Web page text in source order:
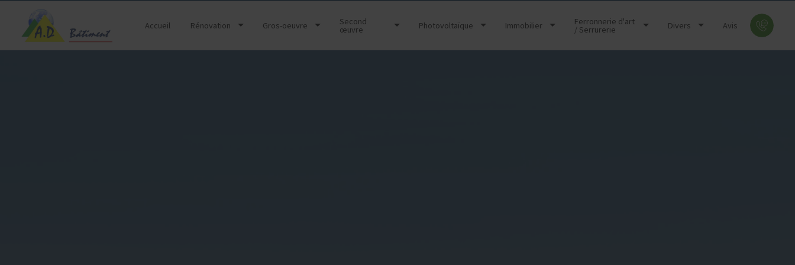
Accueil Rénovation Gros-oeuvre Second
œuvre Photovoltaïque Immobilier Ferronnerie d'art
/ Serrurerie Divers Avis